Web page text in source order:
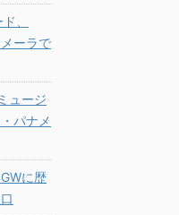
、
ーラで
ュージ
パナメ
に歴